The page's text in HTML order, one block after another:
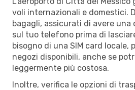
voli internazionali e domestici.
bagagli, assicurati di avere
sul tuo telefono prima di
bisogno di una SIM card locale,
negozi disponibili, anche se
leggermente più costosa.
Inoltre, verifica le opzioni di